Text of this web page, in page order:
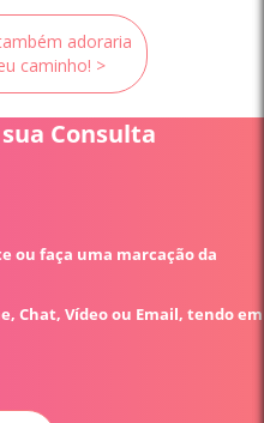
adoraria
caminho! >
Consulta
ou faça uma marcação da
Chat, Vídeo ou Email, tendo em